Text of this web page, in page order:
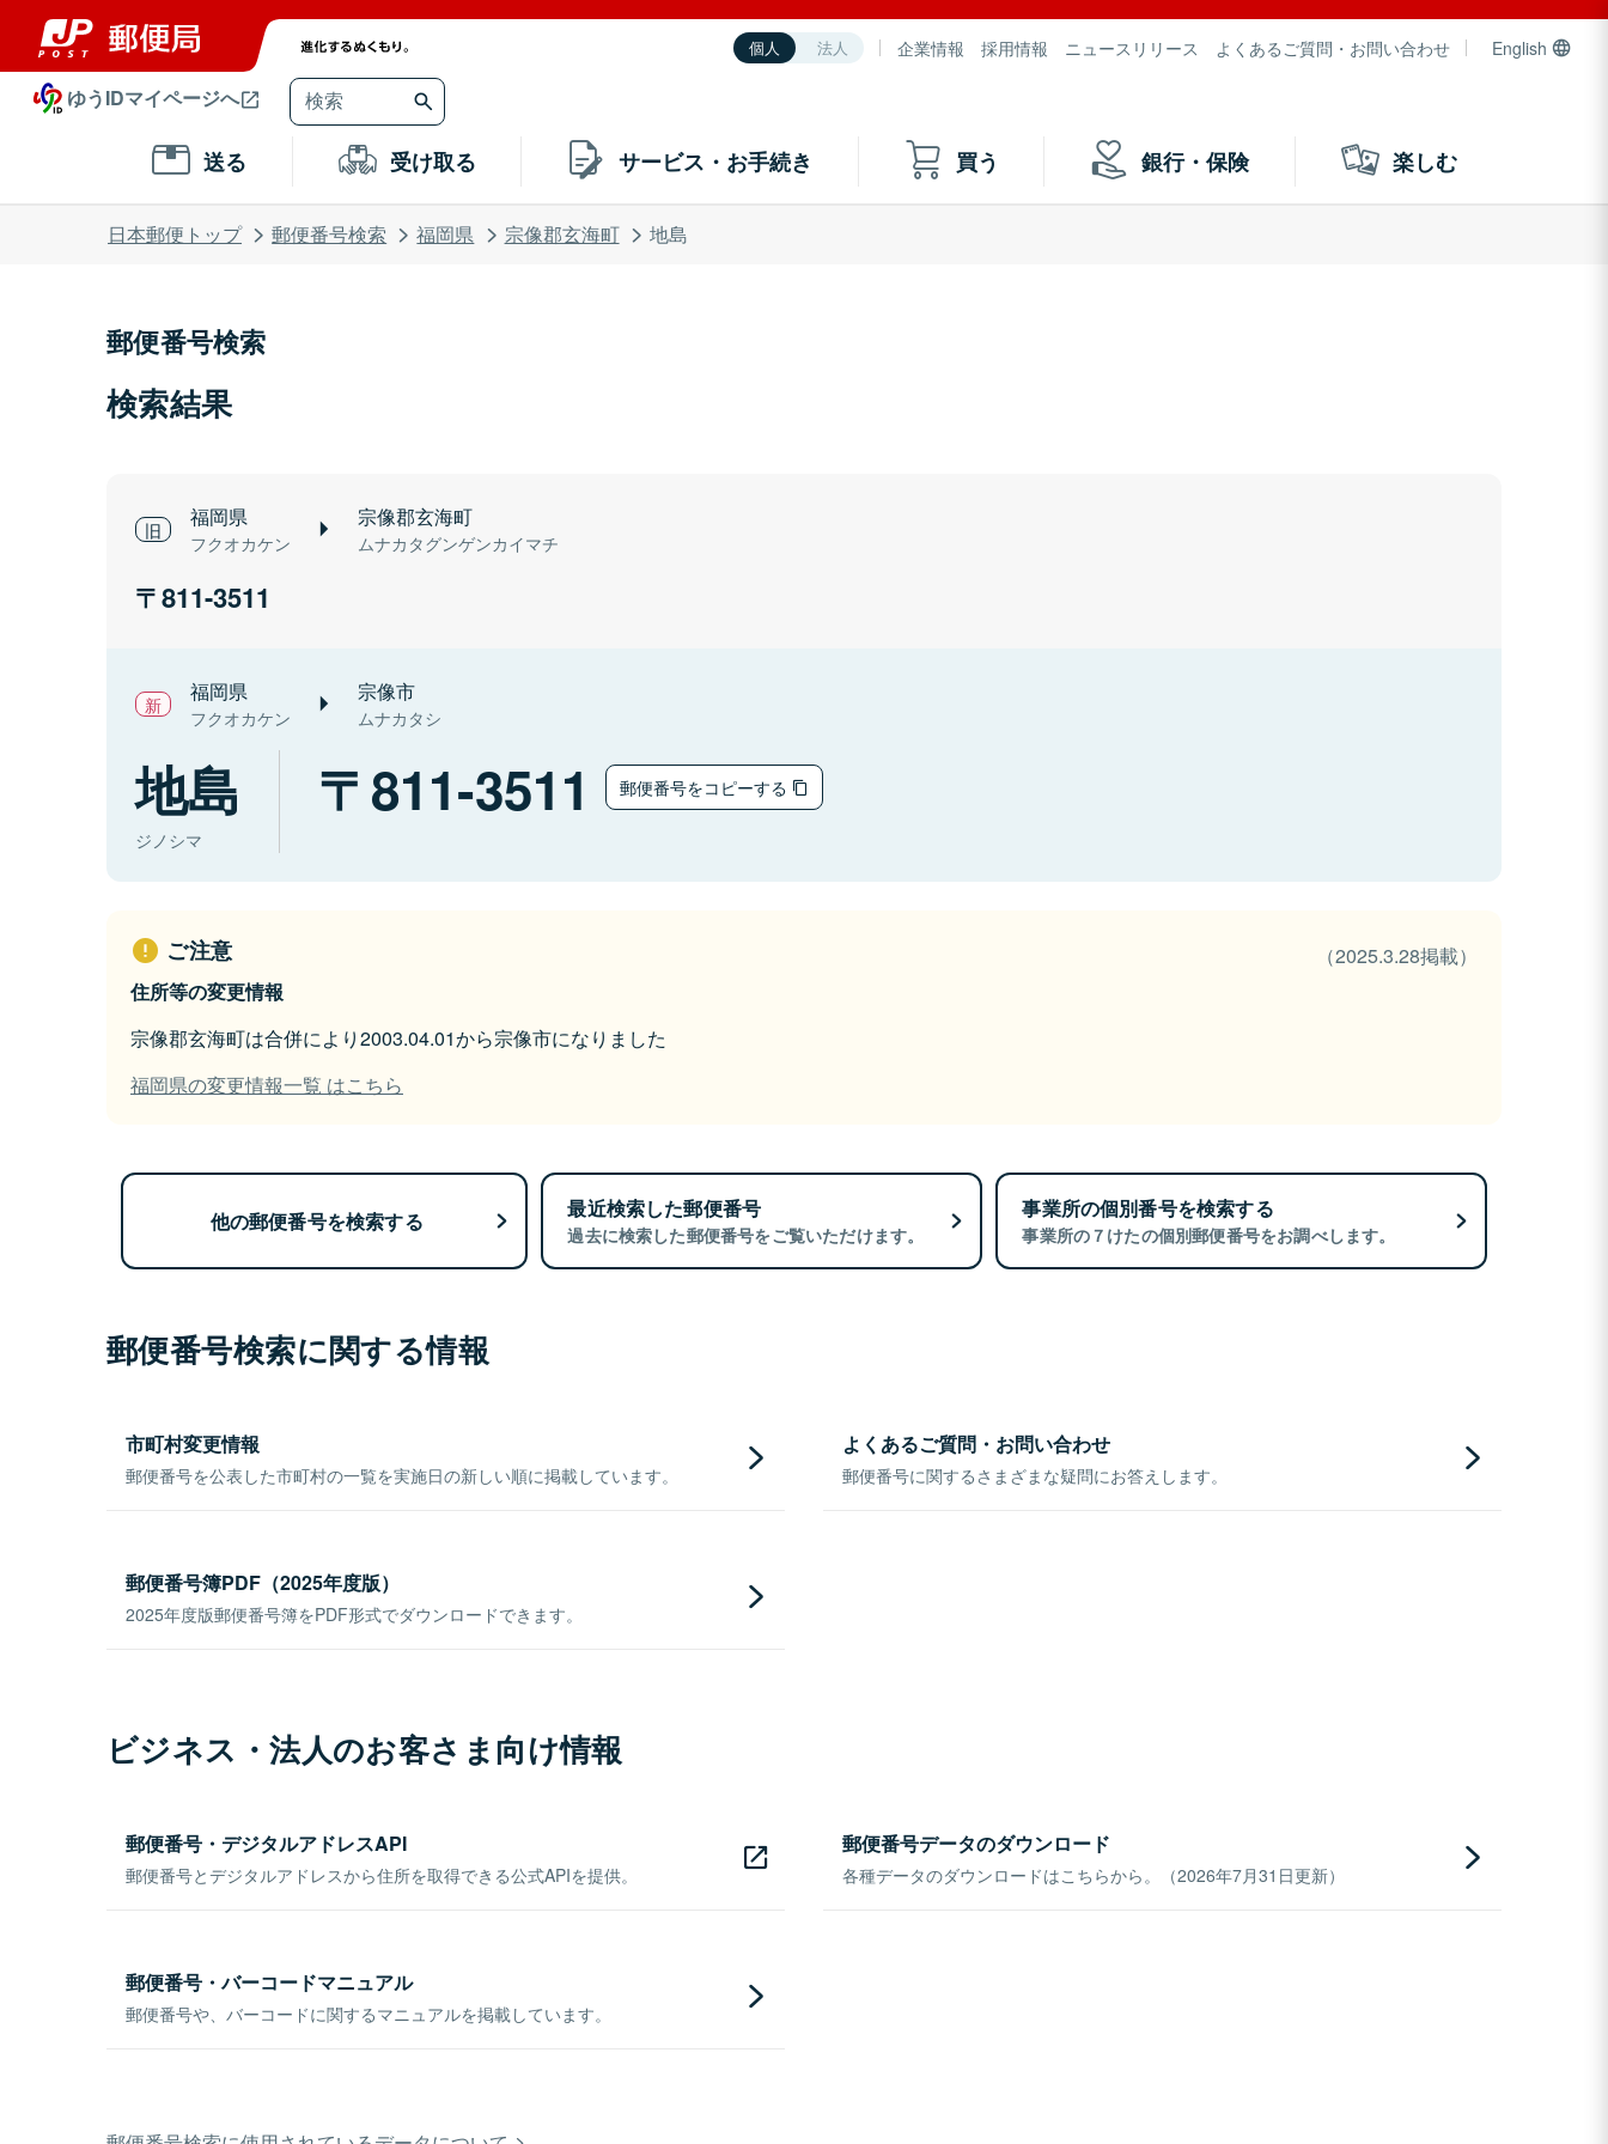
個人 法人 企業情報 採用情報 ニュースリリース よくあるご質問・お問い合わせ English
ゆうIDマイページへ
送る 受け取る サービス・お手続き 買う 銀行・保険 楽しむ
日本郵便トップ 郵便番号検索 福岡県 宗像郡玄海町 地島
郵便番号検索
検索結果
福岡県
フクオカケン
宗像郡玄海町
ムナカタグンゲンカイマチ
811-3511
福岡県
フクオカケン
宗像市
ムナカタシ
地島
ジノシマ
811-3511 郵便番号をコピーする
ご注意
（2025.3.28掲載）
住所等の変更情報
宗像郡玄海町は合併により2003.04.01から宗像市になりました
福岡県の変更情報一覧 はこちら
他の郵便番号を検索する 最近検索した郵便番号
過去に検索した郵便番号をご覧いただけます。
事業所の個別番号を検索する
事業所の７けたの個別郵便番号をお調べします。
郵便番号検索に関する情報
市町村変更情報
郵便番号を公表した市町村の一覧を実施日の新しい順に掲載しています。
よくあるご質問・お問い合わせ
郵便番号に関するさまざまな疑問にお答えします。
郵便番号簿PDF（2025年度版）
2025年度版郵便番号簿をPDF形式でダウンロードできます。
ビジネス・法人のお客さま向け情報
郵便番号・デジタルアドレスAPI
郵便番号とデジタルアドレスから住所を取得できる公式APIを提供。
郵便番号データのダウンロード
各種データのダウンロードはこちらから。（2026年7月31日更新）
郵便番号・バーコードマニュアル
郵便番号や、バーコードに関するマニュアルを掲載しています。